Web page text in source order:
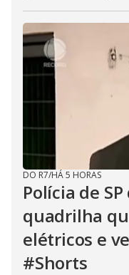
DO R7/HÁ 5 HORAS
Polícia de
quadrilha
elétricos e
#Shorts